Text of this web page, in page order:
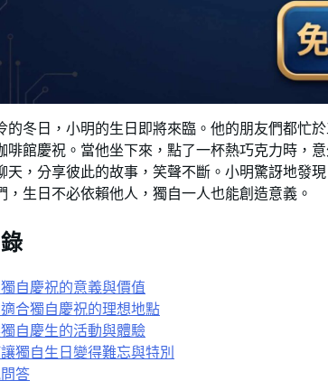
的冬日，小明的生日即將來臨。他的朋友們都忙
啡館慶祝。當他坐下來，點了一杯熱巧克力時，
天，分享彼此的故事，笑聲不斷。小明驚訝地發
，生日不必依賴他人，獨自一人也能創造意義。
自慶祝的意義與價值
合獨自慶祝的理想地點
自慶生的活動與體驗
獨自生日變得難忘與特別
答